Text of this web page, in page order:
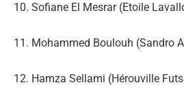
10. Sofiane El Mesrar (Etoile
11. Mohammed Boulouh (Sandro
12. Hamza Sellami (Hérouville